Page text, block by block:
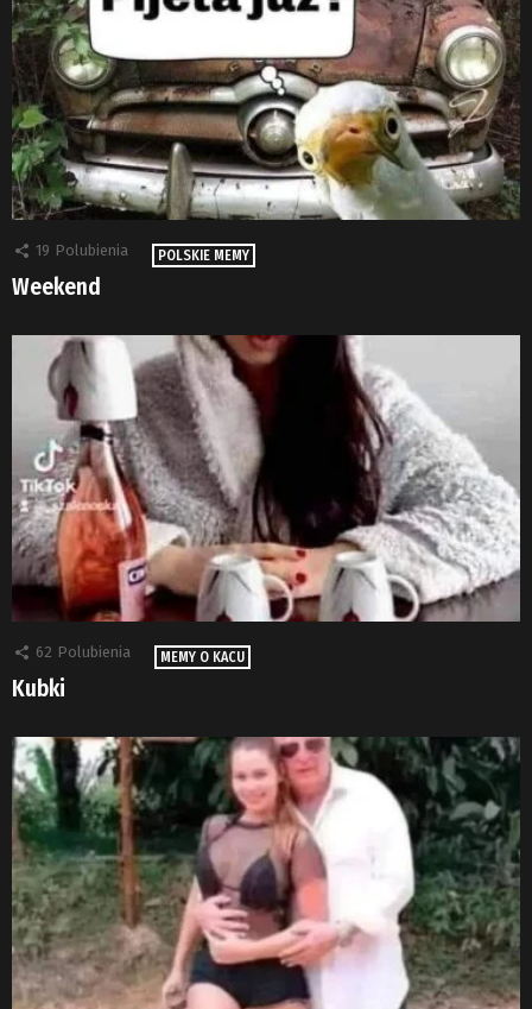
19 Polubienia POLSKIE MEMY
Weekend
62 Polubienia MEMY O KACU
Kubki